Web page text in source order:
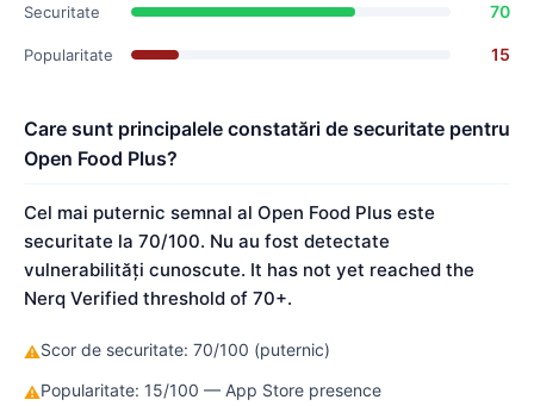
Securitate 70
Popularitate 15
Care sunt principalele constatări de securitate pentru
Open Food Plus?
Cel mai puternic semnal al Open Food Plus este
securitate la 70/100. Nu au fost detectate
vulnerabilități cunoscute. It has not yet reached the
Nerq Verified threshold of 70+.
⚠Scor de securitate: 70/100 (puternic)
⚠Popularitate: 15/100 — App Store presence